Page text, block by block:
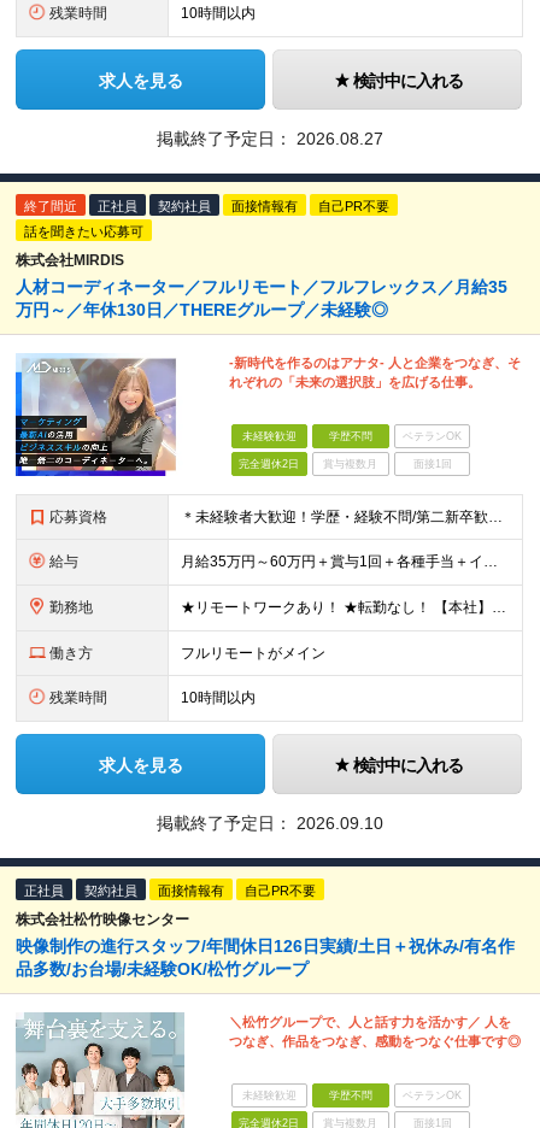
残業時間 10時間以内
求人を見る 検討中に入れる
掲載終了予定日： 2026.08.27
終了間近 正社員 契約社員 面接情報有
自己PR不要
話を聞きたい応募可
株式会社MIRDIS
人材コーディネーター／フルリモート／フルフレックス／月給35
万円～／年休130日／THEREグループ／未経験◎
-新時代を作るのはアナタ- 人と企業をつなぎ、そ
れぞれの「未来の選択肢」を広げる仕事。
未経験歓迎 学歴不問 ベテランOK
完全週休2日 賞与複数月 面接1回
応募資格 ＊未経験者大歓迎！学歴・経験不問/第二新卒歓迎/WEB面接可能＊ ▼未経験歓迎＆完全ポテンシャル採用！▼ 経験は一切不問！ 面接では「あなたの想い」を教えてください◎ ▼こんな方を歓迎します！▼
給与 月給35万円～60万円＋賞与1回＋各種手当＋インセンティブ ★Point：経験者の方は100％年収UPでの待遇提示も可能！ 【インセンティブについて】 プロジェクト報酬：PJ単価に応じて支給 ※
勤務地 ★リモートワークあり！ ★転勤なし！ 【本社】東京都港区虎ノ門1-16-16 虎ノ門一丁目MGビル ∟虎ノ門駅から徒歩3分のピカピカのオフィス ※その他、1都3県を中心としたプロジェクト先 ※親会
働き方 フルリモートがメイン
残業時間 10時間以内
求人を見る 検討中に入れる
掲載終了予定日： 2026.09.10
正社員 契約社員 面接情報有 自己PR不要
株式会社松竹映像センター
映像制作の進行スタッフ/年間休日126日実績/土日＋祝休み/有名作
品多数/お台場/未経験OK/松竹グループ
＼松竹グループで、人と話す力を活かす／ 人を
つなぎ、作品をつなぎ、感動をつなぐ仕事です◎
未経験歓迎 学歴不問 ベテランOK
完全週休2日 賞与複数月 面接1回